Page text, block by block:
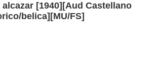
[1940][Aud Castellano
belica][MU/FS]